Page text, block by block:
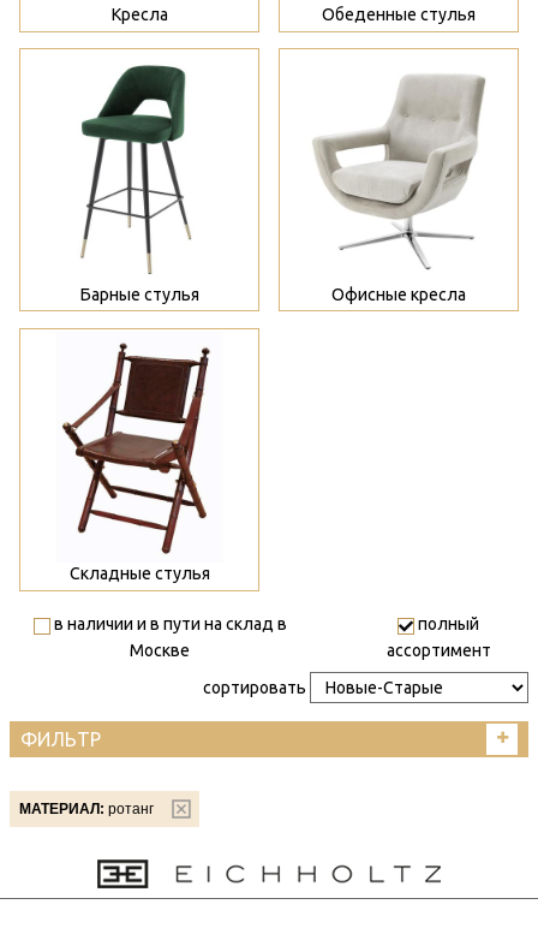
Кресла Обеденные стулья
>
Барные стулья Офисные кресла
Складные стулья
в наличии и в пути на склад в
Москве
полный
ассортимент
сортировать
ФИЛЬТР
МАТЕРИАЛ: ротанг